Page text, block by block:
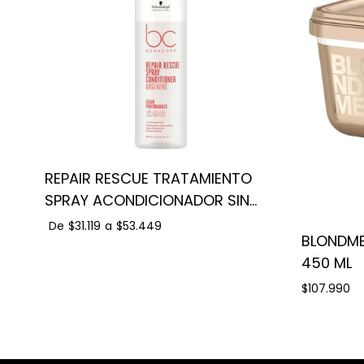
REPAIR RESCUE TRATAMIENTO
SPRAY ACONDICIONADOR SIN
ENJUAGUE
De $31.119 a $53.449
450 ML
$107.990